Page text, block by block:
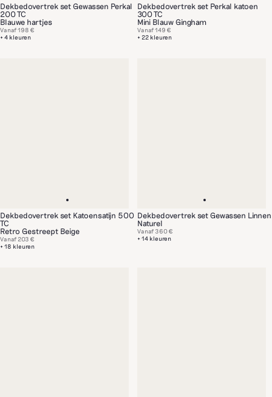
Dekbedovertrek set Gewassen Perkal
200 TC
Blauwe hartjes
+ 4 kleuren
Vanaf198 €
Dekbedovertrek set Perkal katoen
300 TC
Mini Blauw Gingham
+ 22 kleuren
Vanaf149 €
Dekbedovertrek set Katoensatijn 500
TC
Retro Gestreept Beige
+ 18 kleuren
Vanaf 203 €
Dekbedovertrek set Gewassen Linnen
Naturel
+ 14 kleuren
Vanaf 360 €